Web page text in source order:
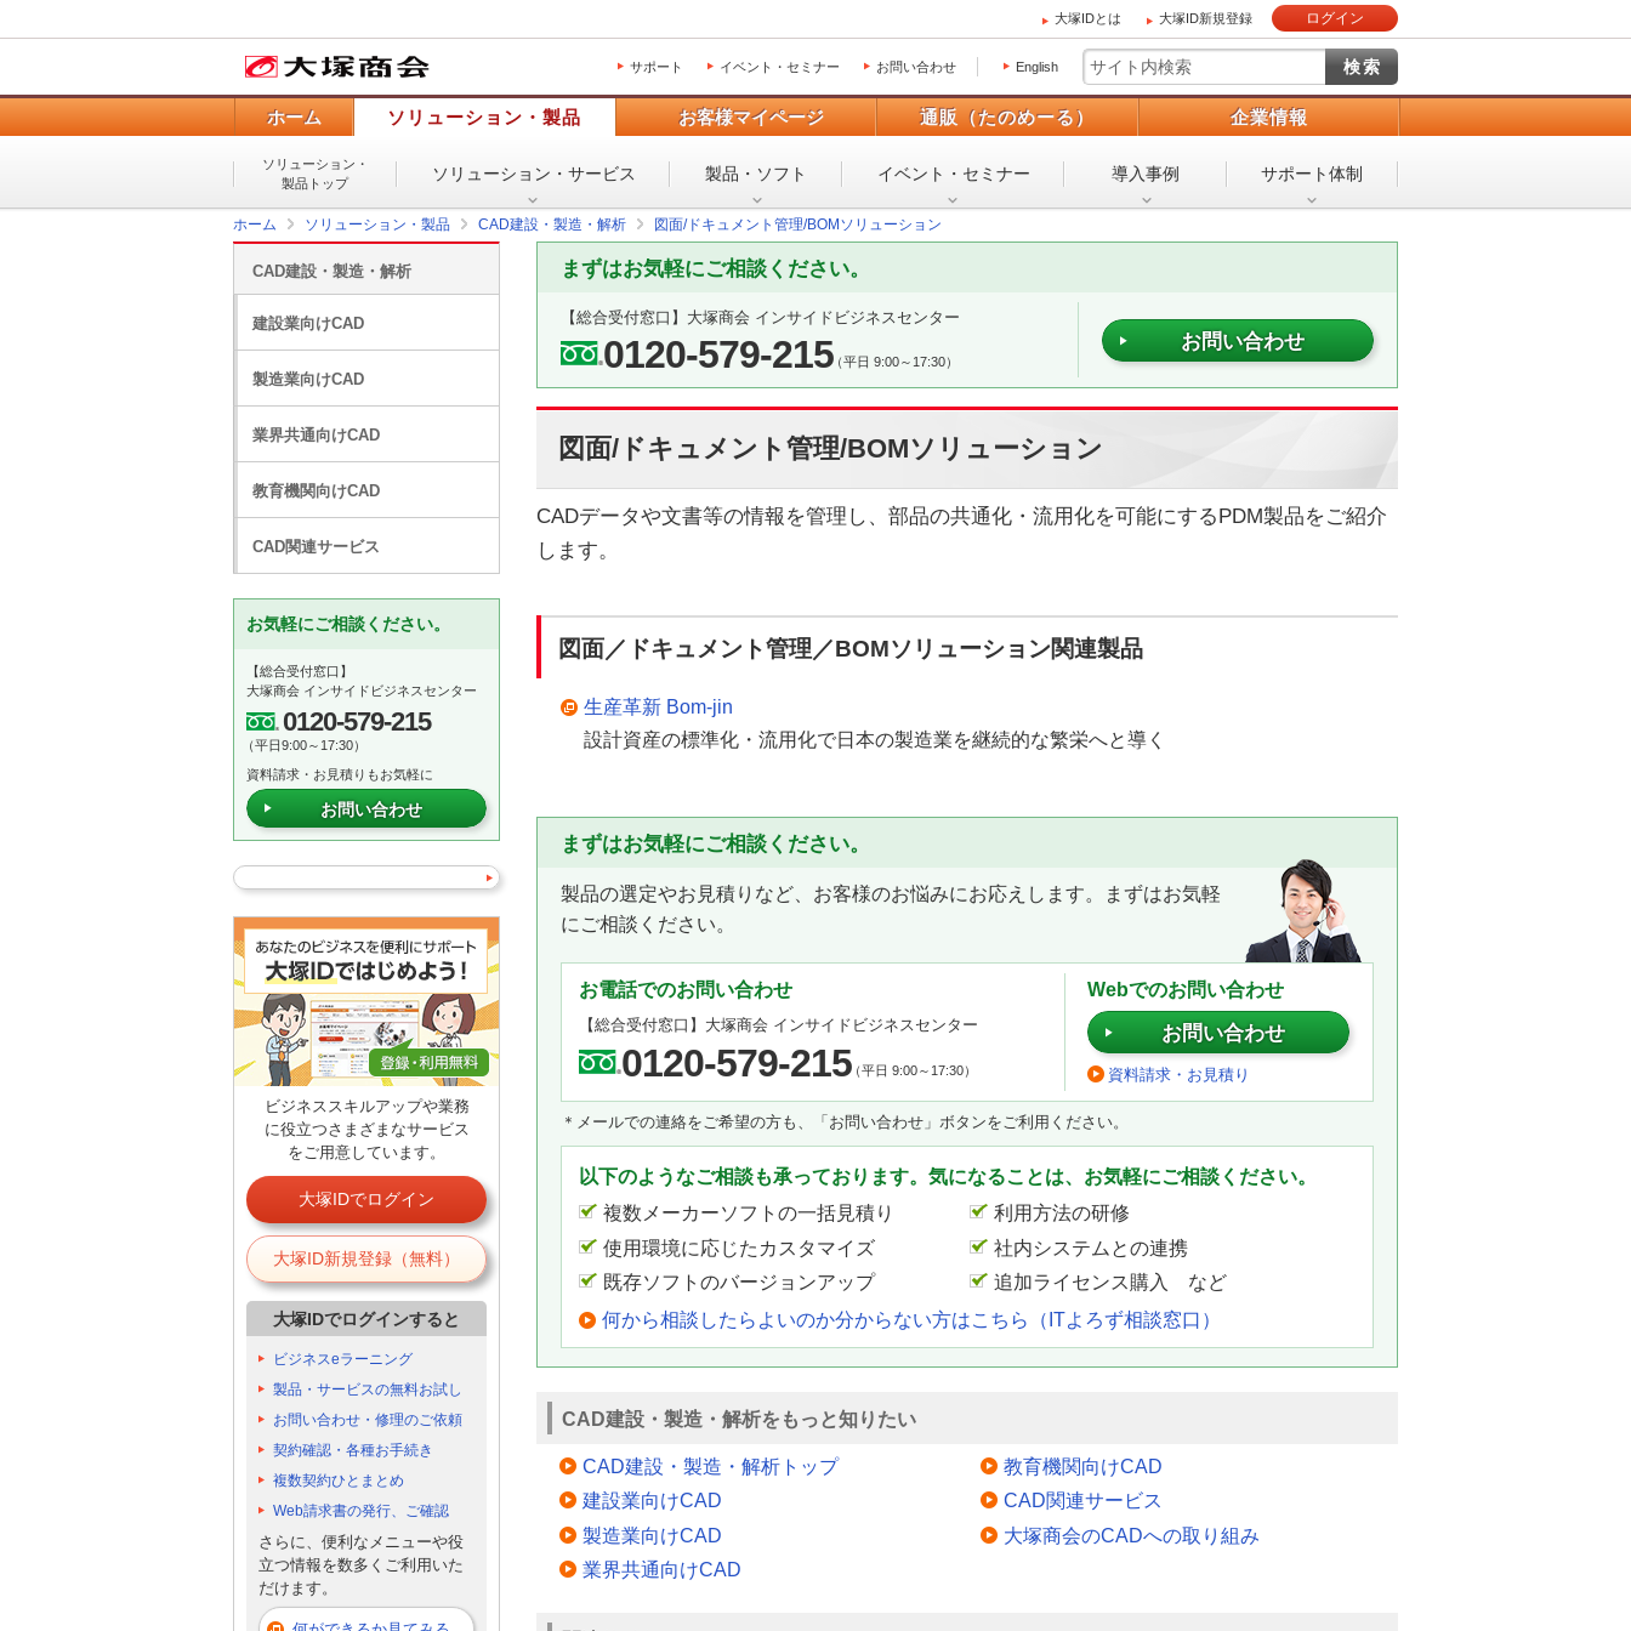
大塚IDとは 大塚ID新規登録 ログイン
サポート イベント・セミナー お問い合わせ English
ホーム ソリューション・製品 お客様マイページ 通販（たのめーる） 企業情報
ソリューション・
製品トップ
ソリューション・ サービス 製品・ソフト イベント・ セミナー 導入事例 サポート体制
ホーム ソリューション・製品 CAD建設・製造・解析 図面/ドキュメント管理/BOMソリューション
まずはお気軽にご相談ください。
【総合受付窓口】 大塚商会 インサイドビジネスセンター
0120-579-215（平日 9:00～17:30）
お問い合わせ
図面/ドキュメント管理/BOMソリューション
CADデータや文書等の情報を管理し、部品の共通化・流用化を可能にするPDM製品をご紹介
します。
図面／ドキュメント管理／BOMソリューション関連製品
生産革新 Bom-jin
設計資産の標準化・流用化で日本の製造業を継続的な繁栄へと導く
まずはお気軽にご相談ください。
製品の選定やお見積りなど、お客様のお悩みにお応えします。まずはお気軽
にご相談ください。
お電話でのお問い合わせ
【総合受付窓口】 大塚商会 インサイドビジネスセンター
0120-579-215（平日 9:00～17:30）
Webでのお問い合わせ
お問い合わせ
資料請求・お見積り
＊メールでの連絡をご希望の方も、「お問い合わせ」ボタンをご利用ください。
以下のようなご相談も承っております。気になることは、お気軽にご相談ください。
複数メーカーソフトの一括見積り
利用方法の研修
使用環境に応じたカスタマイズ
社内システムとの連携
既存ソフトのバージョンアップ
追加ライセンス購入 など
何から相談したらよいのか分からない方はこちら（ITよろず相談窓口）
CAD建設・製造・解析をもっと知りたい
CAD建設・製造・解析トップ
建設業向けCAD
製造業向けCAD
業界共通向けCAD
教育機関向けCAD
CAD関連サービス
大塚商会のCADへの取り組み
CAD建設・製造・解析
建設業向けCAD
製造業向けCAD
業界共通向けCAD
教育機関向けCAD
CAD関連サービス
お気軽にご相談ください。
【総合受付窓口】
大塚商会 インサイドビジネスセンター
0120-579-215
（平日9:00～17:30）
資料請求・お見積りもお気軽に
お問い合わせ
ビジネススキルアップや業務
に役立つさまざまなサービス
をご用意しています。
大塚IDでログイン
大塚ID新規登録（無料）
大塚IDでログインすると
ビジネスeラーニング
製品・サービスの無料お試し
お問い合わせ・修理のご依頼
契約確認・各種お手続き
複数契約ひとまとめ
Web請求書の発行、ご確認
さらに、便利なメニューや役
立つ情報を数多くご利用いた
だけます。